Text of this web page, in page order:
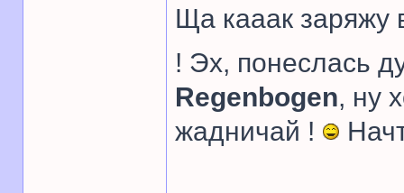
Ща кааак заряжу
! Эх, понеслась
Regenbogen, ну
жадничай !